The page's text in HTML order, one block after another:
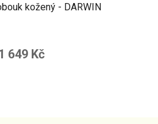
kožený - DARWIN
649 Kč